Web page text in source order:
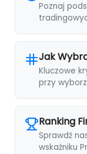
Poznaj
Jak
Kluczowe
przy
Ranking
Sprawdź
wskaźniku